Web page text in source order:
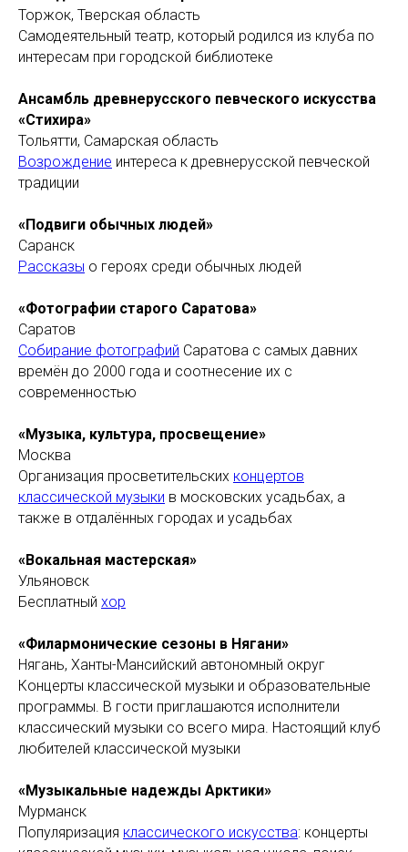
Торжок, Тверская область
Самодеятельный театр, который родился из клуба по
интересам при городской библиотеке
Ансамбль древнерусского певческого искусства
«Стихира»
Тольятти, Самарская область
Возрождение интереса к древнерусской певческой
традиции
«Подвиги обычных людей»
Саранск
Рассказы о героях среди обычных людей
«Фотографии старого Саратова»
Саратов
Собирание фотографий Саратова с самых давних
времён до 2000 года и соотнесение их с
современностью
«Музыка, культура, просвещение»
Москва
Организация просветительских концертов
классической музыки в московских усадьбах, а
также в отдалённых городах и усадьбах
«Вокальная мастерская»
Ульяновск
Бесплатный хор
«Филармонические сезоны в Нягани»
Нягань, Ханты-Мансийский автономный округ
Концерты классической музыки и образовательные
программы. В гости приглашаются исполнители
классический музыки со всего мира. Настоящий клуб
любителей классической музыки
«Музыкальные надежды Арктики»
Мурманск
Популяризация классического искусства: концерты